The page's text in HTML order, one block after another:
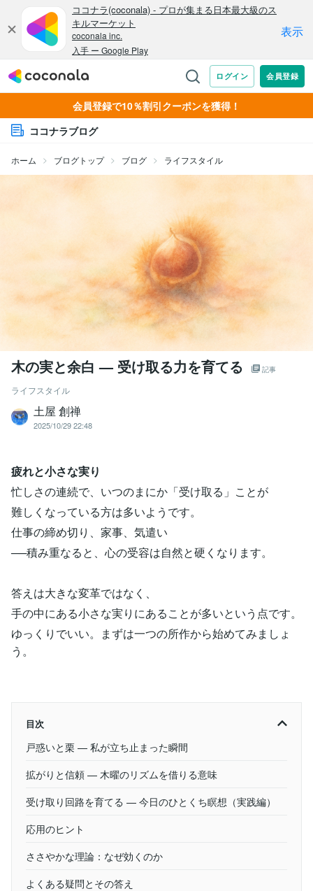
会員登録で10％割引クーポンを獲得！
ココナラブログ
ホーム ブログトップ ブログ ライフスタイル
木の実と余白 — 受け取る力を育てる 記事
ライフスタイル
土屋 創禅
2025/10/29 22:48
疲れと小さな実り
忙しさの連続で、いつのまにか「受け取る」ことが
難しくなっている方は多いようです。
仕事の締め切り、家事、気遣い
──積み重なると、心の受容は自然と硬くなります。
答えは大きな変革ではなく、
手の中にある小さな実りにあることが多いという点です。
ゆっくりでいい。まずは一つの所作から始めてみましょ
う。
目次
戸惑いと栗 — 私が立ち止まった瞬間
拡がりと信頼 — 木曜のリズムを借りる意味
受け取り回路を育てる — 今日のひとくち瞑想（実践編）
応用のヒント
ささやかな理論：なぜ効くのか
よくある疑問とその答え